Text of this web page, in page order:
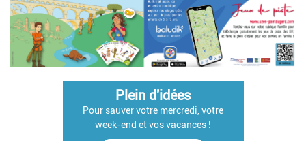
Plein d'idées
Pour sauver votre mercredi, votre
week-end et vos vacances !